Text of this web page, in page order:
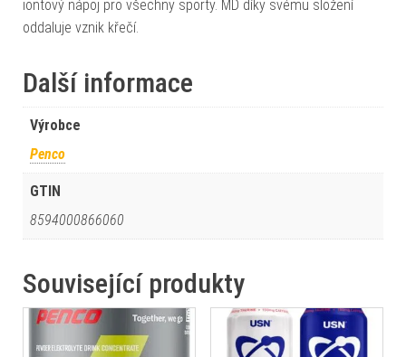
iontový nápoj pro všechny sporty. MD díky svému složení
oddaluje vznik křečí.
Další informace
Výrobce
Penco
GTIN
8594000866060
Související produkty